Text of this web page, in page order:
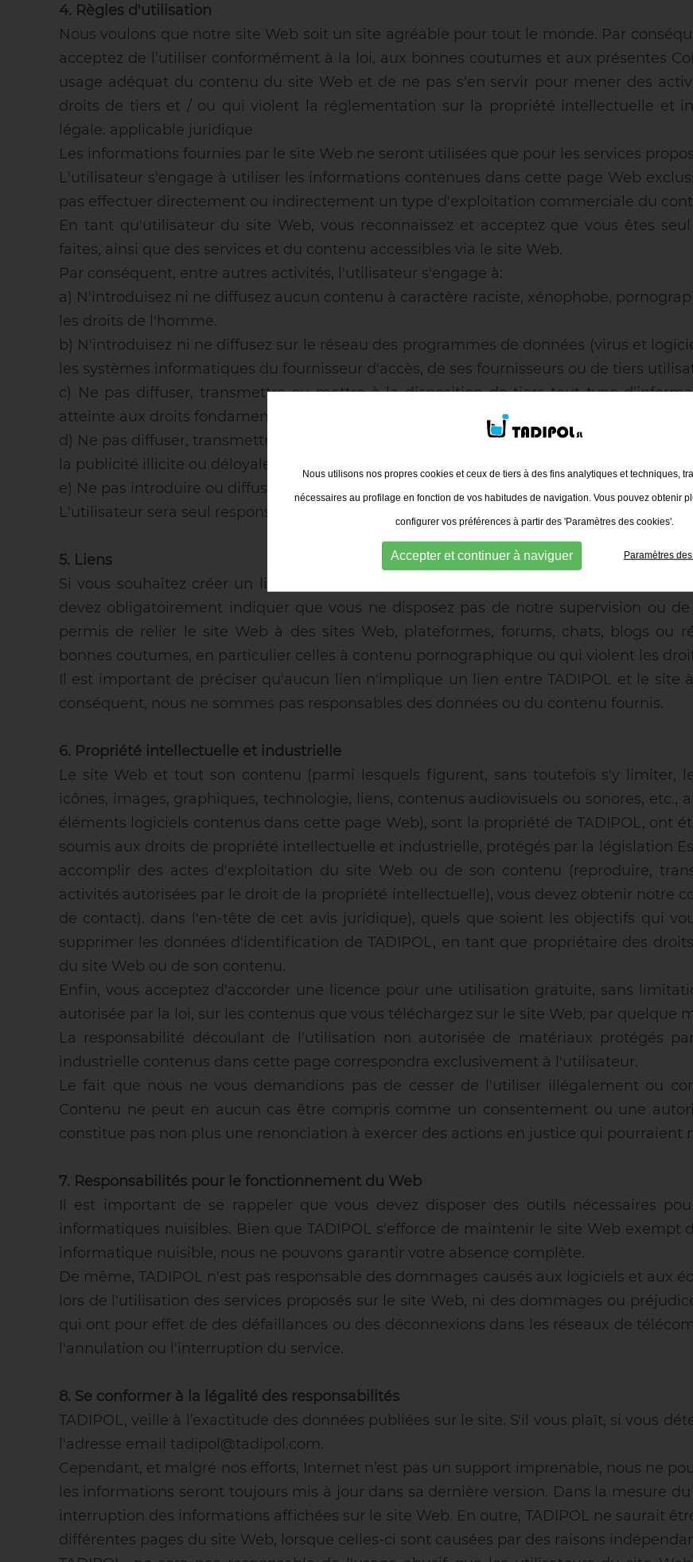
4. Règles d'utilisation
Nous voulons que notre site Web soit un site agréable pour tout le monde. Par
acceptez de l’utiliser conformément à la loi, aux bonnes coutumes et aux présentes
usage adéquat du contenu du site Web et de ne pas s'en servir pour mener des
droits de tiers et / ou qui violent la réglementation sur la propriété intellectuelle et
légale. applicable juridique
Les informations fournies par le site Web ne seront utilisées que pour les services
L'utilisateur s'engage à utiliser les informations contenues dans cette page Web
pas effectuer directement ou indirectement un type d'exploitation commerciale du
En tant qu'utilisateur du site Web, vous reconnaissez et acceptez que vous êtes
faites, ainsi que des services et du contenu accessibles via le site Web.
Par conséquent, entre autres activités, l'utilisateur s'engage à:
a) N'introduisez ni ne diffusez aucun contenu à caractère raciste, xénophobe,
les droits de l'homme.
b) N'introduisez ni ne diffusez sur le réseau des programmes de données (virus et
les systèmes informatiques du fournisseur d'accès, de ses fournisseurs ou de tiers
c) Ne pas diffuser, transmettre ou mettre à la disposition de tiers tout type
atteinte aux droits fondamentaux et aux libertés publiques reconnus dans la
d) Ne pas diffuser, transmettre ou mettre à la disposition de tiers tout type
la publicité illicite ou déloyale.
e) Ne pas introduire ou diffuser d'informations ou de contenus faux, ambigus ou
L'utilisateur sera seul responsable des dommages ou pertes résultant d'une violation de
5. Liens
Si vous souhaitez créer un lien vers le site Web sur un site Web, un forum, un chat,
devez obligatoirement indiquer que vous ne disposez pas de notre supervision ou
permis de relier le site Web à des sites Web, plateformes, forums, chats, blogs ou
bonnes coutumes, en particulier celles à contenu pornographique ou qui violent les
Il est important de préciser qu'aucun lien n'implique un lien entre TADIPOL et le site
conséquent, nous ne sommes pas responsables des données ou du contenu fournis.
6. Propriété intellectuelle et industrielle
Le site Web et tout son contenu (parmi lesquels figurent, sans toutefois s'y limiter,
icônes, images, graphiques, technologie, liens, contenus audiovisuels ou sonores, etc.,
éléments logiciels contenus dans cette page Web), sont la propriété de TADIPOL, ont
soumis aux droits de propriété intellectuelle et industrielle, protégés par la législation
accomplir des actes d'exploitation du site Web ou de son contenu (reproduire,
activités autorisées par le droit de la propriété intellectuelle), vous devez obtenir notre
de contact). dans l'en-tête de cet avis juridique), quels que soient les objectifs qui
supprimer les données d'identification de TADIPOL, en tant que propriétaire des
du site Web ou de son contenu.
Enfin, vous acceptez d'accorder une licence pour une utilisation gratuite, sans
autorisée par la loi, sur les contenus que vous téléchargez sur le site Web, par quelque
La responsabilité découlant de l'utilisation non autorisée de matériaux protégés
industrielle contenus dans cette page correspondra exclusivement à l'utilisateur.
Le fait que nous ne vous demandions pas de cesser de l'utiliser illégalement ou
Contenu ne peut en aucun cas être compris comme un consentement ou une
constitue pas non plus une renonciation à exercer des actions en justice qui pourraient
7. Responsabilités pour le fonctionnement du Web
Il est important de se rappeler que vous devez disposer des outils nécessaires
informatiques nuisibles. Bien que TADIPOL s'efforce de maintenir le site Web exempt
informatique nuisible, nous ne pouvons garantir votre absence complète.
De même, TADIPOL n'est pas responsable des dommages causés aux logiciels et aux
lors de l'utilisation des services proposés sur le site Web, ni des dommages ou
qui ont pour effet de des défaillances ou des déconnexions dans les réseaux de
l'annulation ou l'interruption du service.
8. Se conformer à la légalité des responsabilités
TADIPOL, veille à l’exactitude des données publiées sur le site. S'il vous plaît, si vous
l'adresse email tadipol@tadipol.com.
Cependant, et malgré nos efforts, Internet n’est pas un support imprenable, nous ne
les informations seront toujours mis à jour dans sa dernière version. Dans la mesure
interruption des informations affichées sur le site Web. En outre, TADIPOL ne saurait
différentes pages du site Web, lorsque celles-ci sont causées par des raisons
Nous utilisons nos propres cookies et ceux de tiers à des fins analytiques et techniques,
nécessaires au profilage en fonction de vos habitudes de navigation. Vous pouvez obtenir
configurer vos préférences à partir des 'Paramètres des cookies'.
Accepter et continuer à naviguer Paramètres